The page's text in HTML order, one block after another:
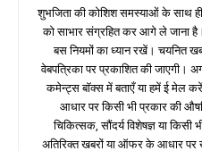
शुभजिता की कोशिश समस्याओं के साथ
को साभार संग्रहित कर आगे ले जाना
बस नियमों का ध्यान रखें। चयनित
वेबपत्रिका पर प्रकाशित की जाएगी।
कमेन्ट्स बॉक्स में बताएँ या हमें ई मेल
आधार पर किसी भी प्रकार की
चिकित्सक, सौंदर्य विशेषज्ञ या
अतिरिक्त खबरों या ऑफर के आधार पर